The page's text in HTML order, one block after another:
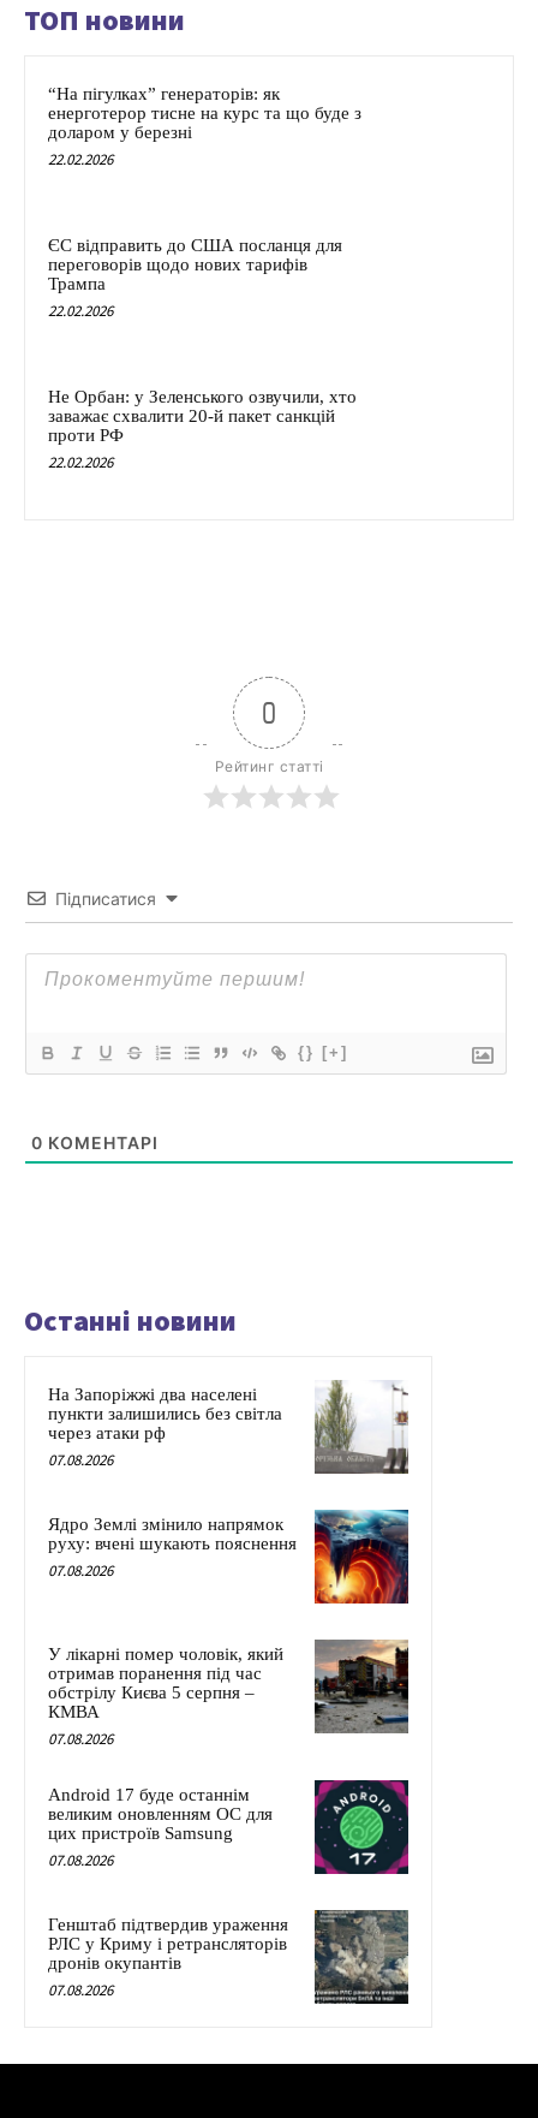
ТОП новини
“На пігулках” генераторів: як
енерготерор тисне на курс та що буде з
доларом у березні
22.02.2026
ЄС відправить до США посланця для
переговорів щодо нових тарифів
Трампа
22.02.2026
Не Орбан: у Зеленського озвучили, хто
заважає схвалити 20-й пакет санкцій
проти РФ
22.02.2026
0
Рейтинг статті
Підписатися
{} [+]
0 КОМЕНТАРІ
Останні новини
На Запоріжжі два населені
пункти залишились без світла
через атаки рф
07.08.2026
Ядро Землі змінило напрямок
руху: вчені шукають пояснення
07.08.2026
У лікарні помер чоловік, який
отримав поранення під час
обстрілу Києва 5 серпня –
КМВА
07.08.2026
Android 17 буде останнім
великим оновленням ОС для
цих пристроїв Samsung
07.08.2026
Генштаб підтвердив ураження
РЛС у Криму і ретрансляторів
дронів окупантів
07.08.2026